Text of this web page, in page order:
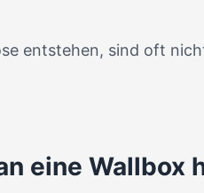
entstehen, sind oft
eine Wallbox